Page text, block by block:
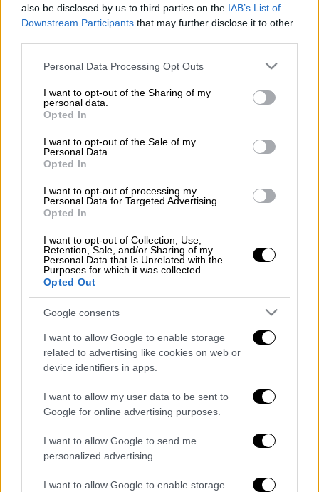
also be disclosed by us to third parties on the IAB’s List of
Downstream Participants that may further disclose it to other
Please note that this website/app uses one or more Google
not limited to your visit or usage behaviour. You may click to
grant or deny consent to Google and its third-party tags to
use your data for below specified purposes in below Google
consent section.
Personal Data Processing Opt Outs
I want to opt-out of the Sharing of my
personal data.
Opted In
I want to opt-out of the Sale of my
Personal Data.
Opted In
I want to opt-out of processing my
Personal Data for Targeted Advertising.
Opted In
I want to opt-out of Collection, Use,
Retention, Sale, and/or Sharing of my
Personal Data that Is Unrelated with the
Purposes for which it was collected.
Opted Out
Google consents
I want to allow Google to enable storage
related to advertising like cookies on web or
device identifiers in apps.
I want to allow my user data to be sent to
Google for online advertising purposes.
I want to allow Google to send me
personalized advertising.
I want to allow Google to enable storage
Χαμηλά εισοδήματα δήλωσαν οιελεύθεροι
στοιχείατηςΑΑΔΕγια τους μέσους
τζίρους
που εμφάνισαν στις φετινές φορολογικές
δηλώσεις 869.542 επαγγελματίες και
ΔΙΑΒΑΣΤΕ ΕΠΙΣΗΣ
Οικονομία| 21.10.2024 08:30
28η Οκτωβρίου: Πώς αμείβονται όσοι
εργάζονται
Για περισσότερα μπείτ ε στην ΗΜΕΡΗΣΙΑ
Τα σχολιά σας δημοσιεύονται άμεσα με δική σας ευθύνη. Το
διαγράφονται